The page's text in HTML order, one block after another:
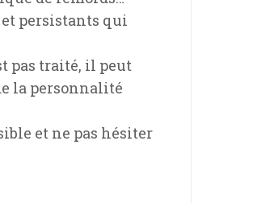
et persistants qui
pas traité, il peut
la personnalité
et ne pas hésiter